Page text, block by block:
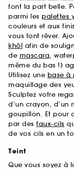
font la part belle.
parmi les palettes
couleurs et aux
vous font rêver.
khôl afin de
de mascara,
même du bas !)
Utilisez une base à
maquillage des
Sculptez votre
d’un crayon, d’un
goupillon. Et pour
par des faux-cils
de vos cils en un
Teint
Que vous soyez à